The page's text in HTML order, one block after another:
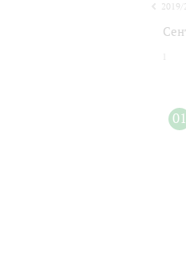
2019/
01